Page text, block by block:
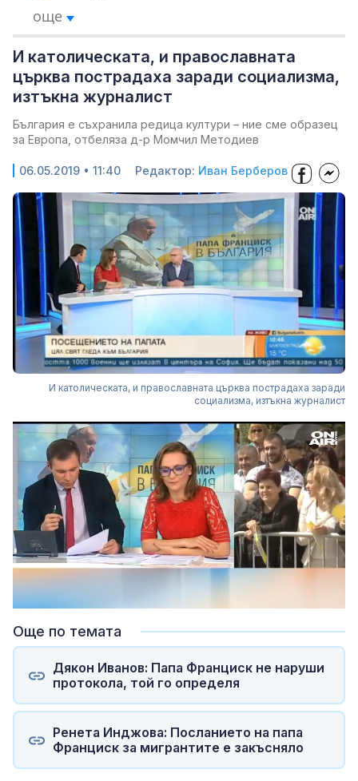
още
И католическата, и православната
църква пострадаха заради социализма,
изтъкна журналист
България е съхранила редица култури – ние сме образец
за Европа, отбеляза д-р Момчил Методиев
06.05.2019 • 11:40 Редактор: Иван Берберов
И католическата, и православната църква пострадаха заради
социализма, изтъкна журналист
Още по темата
Дякон Иванов: Папа Франциск не наруши
протокола, той го определя
Ренета Инджова: Посланието на папа
Франциск за мигрантите е закъсняло